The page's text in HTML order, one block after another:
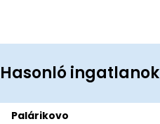
Hasonló ingatlanok
Palárikovo